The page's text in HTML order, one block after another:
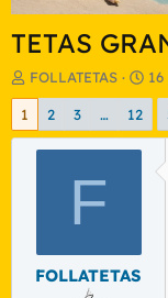
TETAS
I
n
c
d
e
FOLLATETAS
F
e
h
1 2 3 … 12
F
FOLLATETAS